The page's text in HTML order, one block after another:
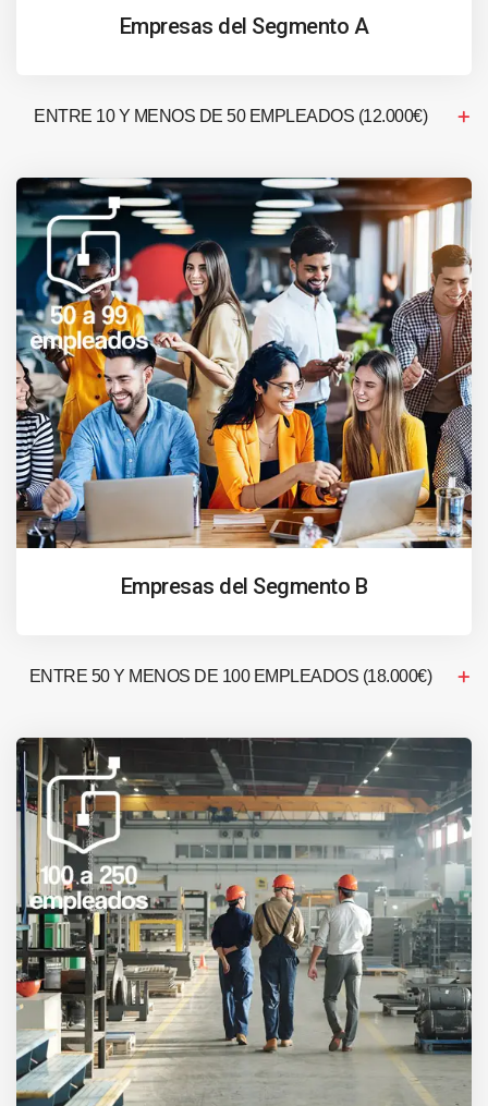
Empresas del Segmento A
ENTRE 10 Y MENOS DE 50 EMPLEADOS (12.000€)
Empresas del Segmento B
ENTRE 50 Y MENOS DE 100 EMPLEADOS (18.000€)